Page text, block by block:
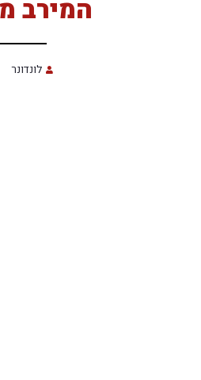
המירב
לונדונר